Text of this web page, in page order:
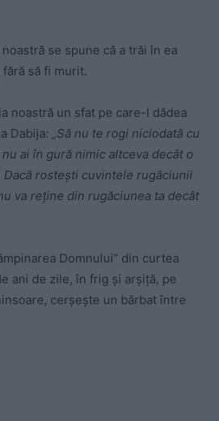
se spune că a trăi în ea
să fi murit.
noastră un sfat pe care-l dădea
Dabija: „Să nu te rogi niciodată cu
ai în gură nimic altceva decât o
Dacă rosteşti cuvintele rugăciunii
va reţine din rugăciunea ta decât
Domnului” din curtea
ani de zile, în frig şi arşiţă, pe
cerșește un bărbat între